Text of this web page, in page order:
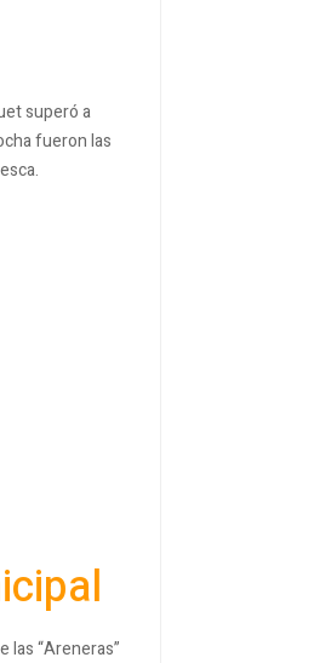
superó a
fueron las
las “Areneras”